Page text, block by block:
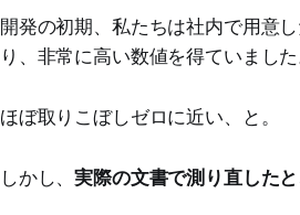
開発の初期、私たちは社内で用意
り、非常に高い数値を得ていました
ほぼ取りこぼしゼロに近い、と。
しかし、実際の文書で測り直した